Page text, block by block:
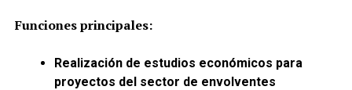
Funciones principales:
Realización de estudios económicos para
proyectos del sector de envolventes